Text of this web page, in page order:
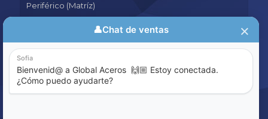
Periférico (Matríz)
Aviso de Privacidad
Política de Calidad
Sistema de Denuncia